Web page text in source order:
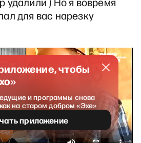
для вас нарезку
чтобы
и программы снова
на старом добром «Эхе»
приложение